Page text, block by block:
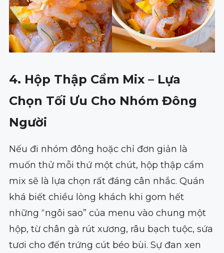
4. Hộp Thập Cẩm Mix – Lựa
Chọn Tối Ưu Cho Nhóm Đông
Người
Nếu đi nhóm đông hoặc chỉ đơn giản là
muốn thử mỗi thứ một chút, hộp thập cẩm
mix sẽ là lựa chọn rất đáng cân nhắc. Quán
khá biết chiều lòng khách khi gom hết
những “ngôi sao” của menu vào chung một
hộp, từ chân gà rút xương, râu bạch tuộc, sứa
tươi cho đến trứng cút béo bùi. Sự đan xen